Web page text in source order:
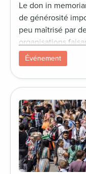
Le don in
de générosité
peu maîtrisé par
organisations
générosité du
générosités
une matinée
de mieux
donateurs et de
pratiques du
Événement